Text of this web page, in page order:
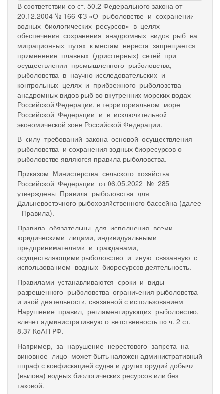
В соответствии со ст. 50.2 Федерального закона от
20.12.2004 № 166-ФЗ «О рыболовстве и сохранении
водных биологических ресурсов» в целях
обеспечения сохранения анадромных видов рыб на
миграционных путях к местам нереста запрещается
применение плавных (дрифтерных) сетей при
осуществлении промышленного рыболовства,
рыболовства в научно-исследовательских и
контрольных целях и прибрежного рыболовства
анадромных видов рыб во внутренних морских водах
Российской Федерации, в территориальном море
Российской Федерации и в исключительной
экономической зоне Российской Федерации.
В силу требований закона основой осуществления
рыболовства и сохранения водных биоресурсов о
рыболовстве являются правила рыболовства.
Приказом Министерства сельского хозяйства
Российской Федерации от 06.05.2022 № 285
утверждены Правила рыболовства для
Дальневосточного рыбохозяйственного бассейна (далее
- Правила).
Правила обязательны для исполнения всеми
юридическими лицами, индивидуальными
предпринимателями и гражданами,
осуществляющими рыболовство и иную связанную с
использованием водных биоресурсов деятельность.
Правилами устанавливаются сроки и виды
разрешенного рыболовства, ограничения рыболовства
и иной деятельности, связанной с использованием
Нарушение правил, регламентирующих рыболовство,
влечет административную ответственность по ч. 2 ст.
8.37 КоАП РФ.
Например, за нарушение нерестового запрета на
виновное лицо может быть наложен административный
штраф с конфискацией судна и других орудий добычи
(вылова) водных биологических ресурсов или без
таковой.